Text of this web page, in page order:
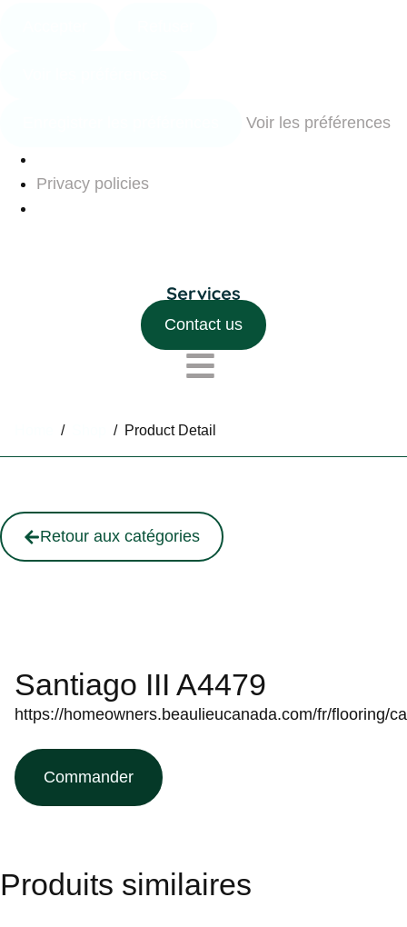
Voir les préférences
Privacy policies
Contact us
/ / Product Detail
Retour aux catégories
Santiago III A4479
https://homeowners.beaulieucanada.com/fr/flooring/
Commander
Produits similaires